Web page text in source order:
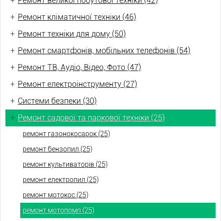
+ Ремонт кліматичної техніки (46)
+ Ремонт техніки для дому (50)
+ Ремонт смартфонів, мобільних телефонів (54)
+ Ремонт ТВ, Аудіо, Відео, Фото (47)
+ Ремонт електроінструменту (27)
+ Системи безпеки (30)
+ Ремонт садової та паркової техніки (25)
ремонт газонокосарок (25)
ремонт бензопил (25)
ремонт культиваторів (25)
ремонт електропил (25)
ремонт мотокос (25)
ремонт мотопомп (25)